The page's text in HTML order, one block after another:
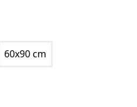
60x90 cm